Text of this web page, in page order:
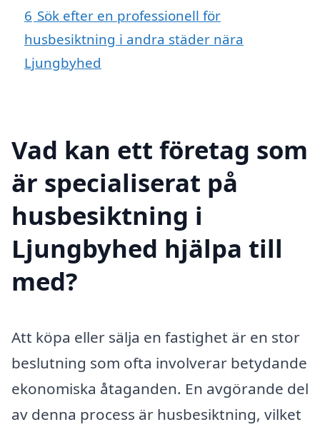
6 Sök efter en professionell för
husbesiktning i andra städer nära
Ljungbyhed
Vad kan ett företag som
är specialiserat på
husbesiktning i
Ljungbyhed hjälpa till
med?
Att köpa eller sälja en fastighet är en stor
beslutning som ofta involverar betydande
ekonomiska åtaganden. En avgörande del
av denna process är husbesiktning, vilket